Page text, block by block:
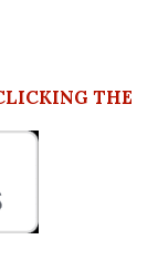
THE